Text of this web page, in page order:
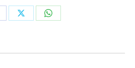
Share
Share